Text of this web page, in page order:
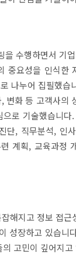
을 수행하면서 기
중요성을 인식한
나누어 집필했습
변화 등 고객사의
로 기술했습니
단, 직무분석, 인
계획, 교육과정
해지고 정보 접근
성장하고 있습니
고민이 깊어지